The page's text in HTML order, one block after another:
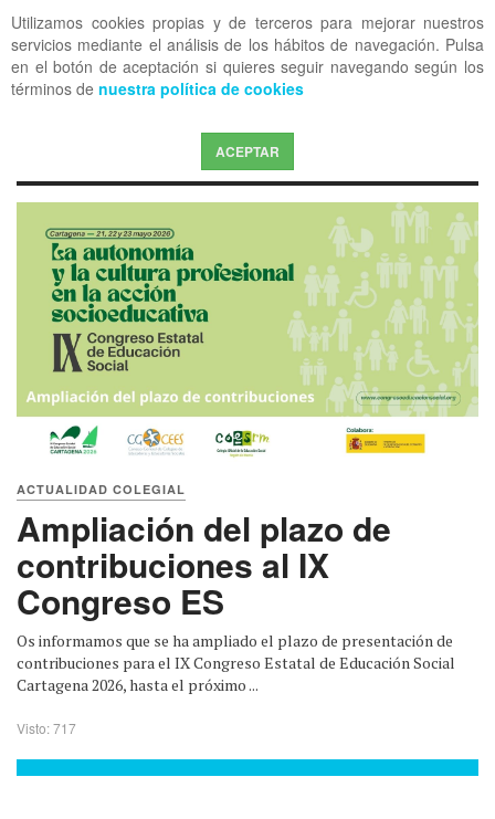
Utilizamos cookies propias y de terceros para mejorar nuestros
servicios mediante el análisis de los hábitos de navegación. Pulsa
en el botón de aceptación si quieres seguir navegando según los
términos de nuestra política de cookies
ACEPTAR
OFF CANVAS
ACTUALIDAD COLEGIAL
Ampliación del plazo de
contribuciones al IX
Congreso ES
Os informamos que se ha ampliado el plazo de presentación de
contribuciones para el IX Congreso Estatal de Educación Social
Cartagena 2026, hasta el próximo ...
Visto: 717